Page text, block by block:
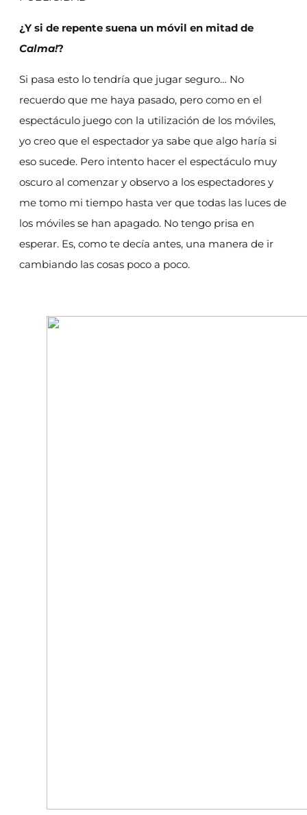
¿Y si de repente suena un móvil en mitad de
Calma!?
Si pasa esto lo tendría que jugar seguro… No
recuerdo que me haya pasado, pero como en el
espectáculo juego con la utilización de los móviles,
yo creo que el espectador ya sabe que algo haría si
eso sucede. Pero intento hacer el espectáculo muy
oscuro al comenzar y observo a los espectadores y
me tomo mi tiempo hasta ver que todas las luces de
los móviles se han apagado. No tengo prisa en
esperar. Es, como te decía antes, una manera de ir
cambiando las cosas poco a poco.